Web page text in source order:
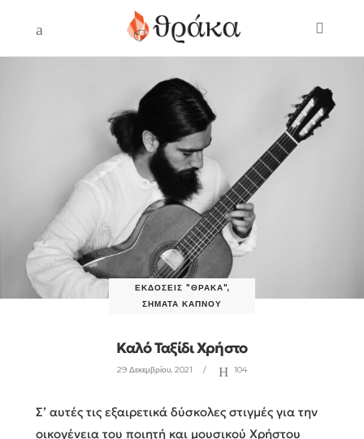
ΕΚΔΌΣΕΙΣ "ΘΡΆΚΑ",
ΣΉΜΑΤΑ ΚΑΠΝΟΎ
Καλό Ταξίδι Χρήστο
29 Δεκεμβρίου, 2021 104
Σ’ αυτές τις εξαιρετικά δύσκολες στιγμές για την
οικογένεια του ποιητή και μουσικού Χρήστου